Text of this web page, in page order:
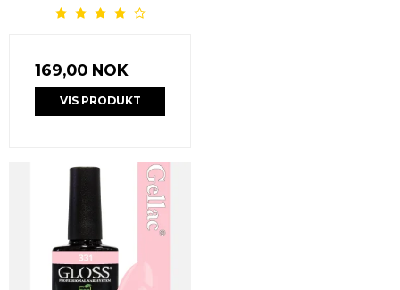
169,00 NOK
VIS PRODUKT